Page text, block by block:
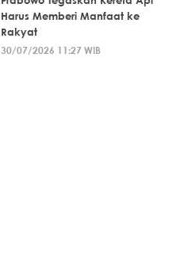
Harus Memberi Manfaat ke
Rakyat
30/07/2026 11:27 WIB